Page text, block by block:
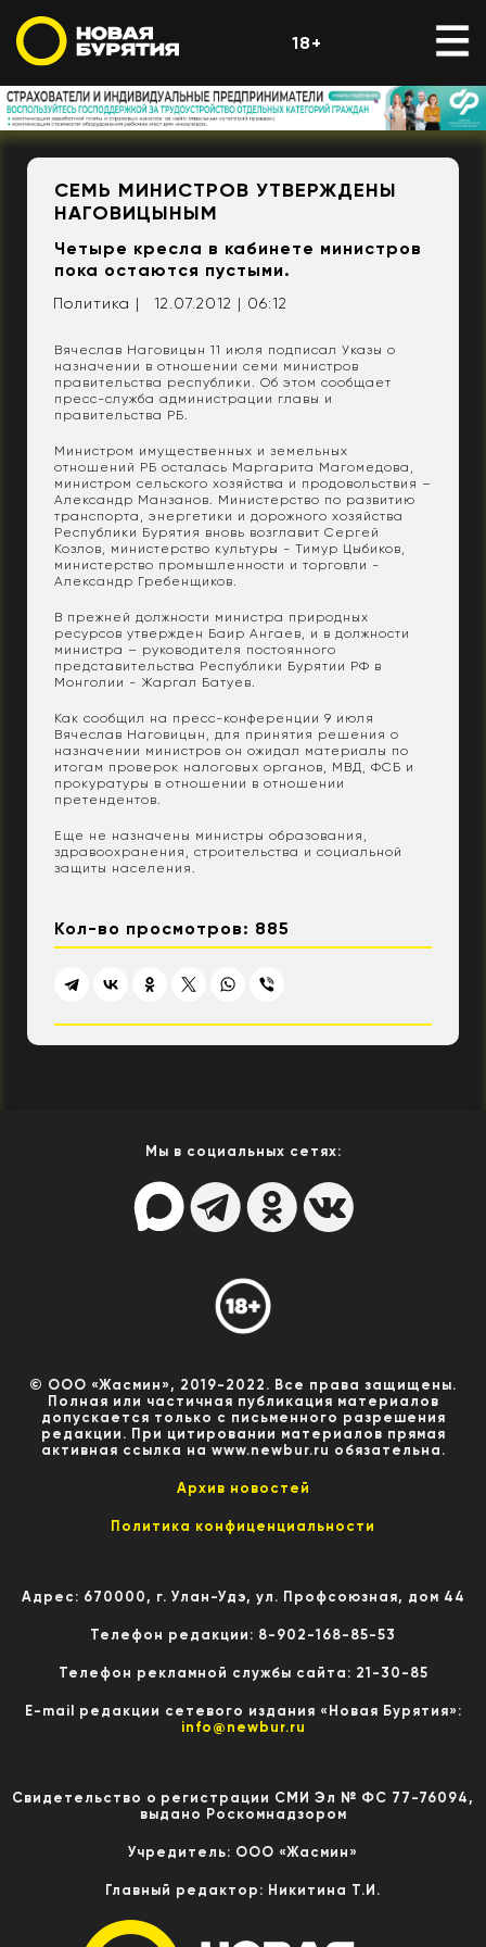
18+
СЕМЬ МИНИСТРОВ УТВЕРЖДЕНЫ
НАГОВИЦЫНЫМ
Четыре кресла в кабинете министров
пока остаются пустыми.
Политика | 12.07.2012 | 06:12
Вячеслав Наговицын 11 июля подписал Указы о
назначении в отношении семи министров
правительства республики. Об этом сообщает
пресс-служба администрации главы и
правительства РБ.
Министром имущественных и земельных
отношений РБ осталась Маргарита Магомедова,
министром сельского хозяйства и продовольствия –
Александр Манзанов. Министерство по развитию
транспорта, энергетики и дорожного хозяйства
Республики Бурятия вновь возглавит Сергей
Козлов, министерство культуры - Тимур Цыбиков,
министерство промышленности и торговли -
Александр Гребенщиков.
В прежней должности министра природных
ресурсов утвержден Баир Ангаев, и в должности
министра – руководителя постоянного
представительства Республики Бурятии РФ в
Монголии - Жаргал Батуев.
Как сообщил на пресс-конференции 9 июля
Вячеслав Наговицын, для принятия решения о
назначении министров он ожидал материалы по
итогам проверок налоговых органов, МВД, ФСБ и
прокуратуры в отношении в отношении
претендентов.
Еще не назначены министры образования,
здравоохранения, строительства и социальной
защиты населения.
Кол-во просмотров: 885
Мы в социальных сетях:
© ООО «Жасмин», 2019-2022. Все права защищены.
Полная или частичная публикация материалов
допускается только с письменного разрешения
редакции. При цитировании материалов прямая
активная ссылка на www.newbur.ru обязательна.
Архив новостей
Политика конфиценциальности
Адрес: 670000, г. Улан-Удэ, ул. Профсоюзная, дом 44
Телефон редакции: 8-902-168-85-53
Телефон рекламной службы сайта: 21-30-85
E-mail редакции сетевого издания «Новая Бурятия»:
info@newbur.ru
Свидетельство о регистрации СМИ Эл № ФС 77-76094,
выдано Роскомнадзором
Учредитель: ООО «Жасмин»
Главный редактор: Никитина Т.И.